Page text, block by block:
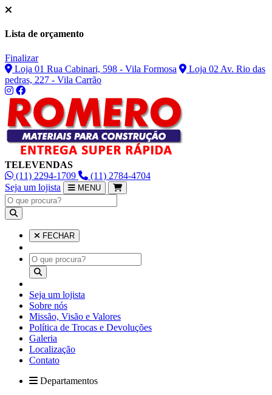
Lista de orçamento
Finalizar
Loja 01 Rua Cabinari, 598 - Vila Formosa
Loja 02 Av. Rio das
pedras, 227 - Vila Carrão
TELEVENDAS
(11) 2294-1709
(11) 2784-4704
Seja um lojista
MENU
FECHAR
Seja um lojista
Sobre nós
Missão, Visão e Valores
Política de Trocas e Devoluções
Galeria
Localização
Contato
Departamentos